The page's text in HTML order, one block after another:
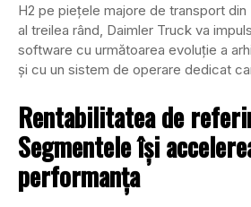
H2 pe piețele majore de transport din
al treilea rând, Daimler Truck va
software cu următoarea evoluție a
și cu un sistem de operare dedicat
Rentabilitatea de
Segmentele își
performanța